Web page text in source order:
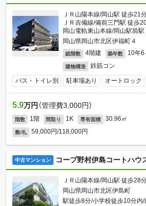
ＪＲ山陽本線/岡山駅 徒歩21
ＪＲ吉備線/備前三門駅 徒歩
岡山電軌東山本線/岡山駅前
岡山県岡山市北区伊福町４
総階数 4階建 築年数 10年6
建物構造 鉄筋コン
バス・トイレ別 駐車場あり オートロック
5.9万円 （管理費3,000円）
階数 1階 間取り 1K 専有面積 30.96㎡
敷/礼 59,000円/118,000円
中古マンション コープ野村伊島コートハウ
ＪＲ山陽本線/岡山駅 徒歩28
岡山県岡山市北区伊島町
駅徒歩8分/小学校徒歩10分内/